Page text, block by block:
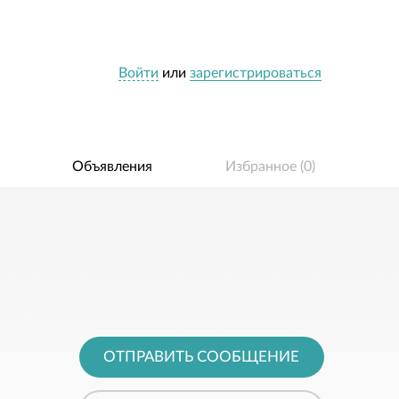
Войти или зарегистрироваться
Объявления Избранное (0)
ОТПРАВИТЬ СООБЩЕНИЕ